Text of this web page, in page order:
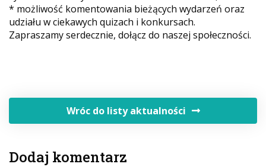
* możliwość komentowania bieżących wydarzeń oraz
udziału w ciekawych quizach i konkursach.
Zapraszamy serdecznie, dołącz do naszej społeczności.
Wróc do listy aktualności
Dodaj komentarz